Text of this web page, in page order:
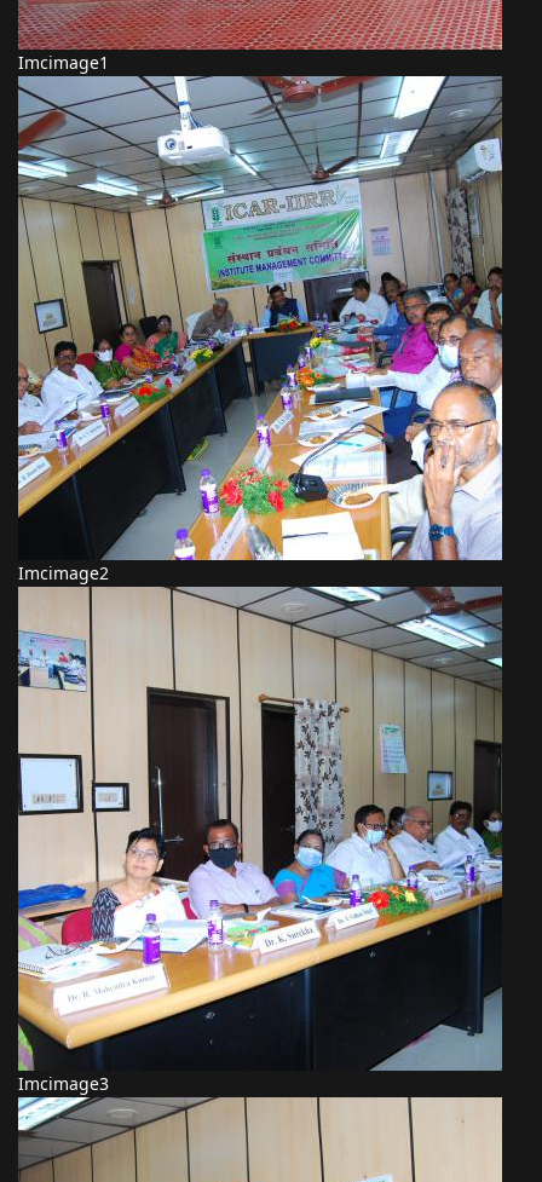
Imcimage1
Imcimage2
Imcimage3